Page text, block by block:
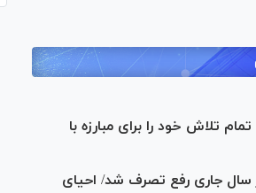
تلاش خود را برای مبارزه با
از اراضی استان در سال جاری رفع تصرف شد/ احیای